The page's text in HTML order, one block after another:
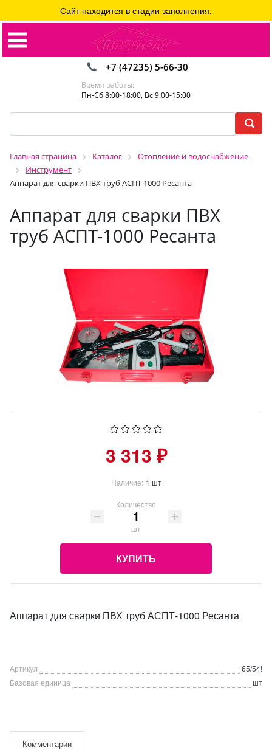
+7 (47235) 5-66-30
Время работы:
Пн-Сб 8:00-18:00, Вс 9:00-15:00
Главная страница Каталог
Отопление и водоснабжение
Инструмент
Аппарат для сварки ПВХ труб АСПТ-1000 Ресанта
Аппарат для сварки ПВХ
труб АСПТ-1000 Ресанта
Сайт находится в стадии заполнения.
3 313 ₽
Наличие: 1 шт
Количество
шт
КУПИТЬ
Аппарат для сварки ПВХ труб АСПТ-1000 Ресанта
Артикул
65/54!
Базовая единица
шт
Комментарии